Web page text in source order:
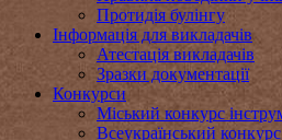
Протидія булінгу
Інформація для викладачів
Атестація викладачів
Зразки документації
Конкурси
Міський конкурс
Всеукраїнський